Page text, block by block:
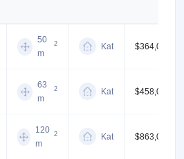
50
m
2 Kat $364,000
63
m
2 Kat $458,000
120
m
2 Kat $863,000